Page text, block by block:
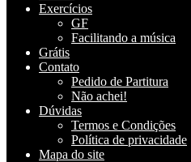
Exercícios
GF
Facilitando a música
Grátis
Contato
Pedido de Partitura
Não achei!
Dúvidas
Termos e Condições
Política de privacidade
Mapa do site